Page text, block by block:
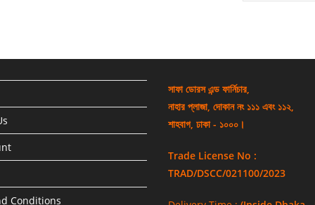
Conditions
সাফা ডোরস এন্ড ফার্নিচার,
নাহার প্লাজা, দোকান নং ১১১ এবং ১১২,
শাহবাগ, ঢাকা - ১০০০।
Trade License No :
TRAD/DSCC/021100/2023